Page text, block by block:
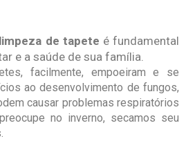
limpeza de tapete é fundamental
e a saúde de sua família.
facilmente, empoeiram e se
ao desenvolvimento de fungos,
causar problemas respiratórios
no inverno, secamos seu